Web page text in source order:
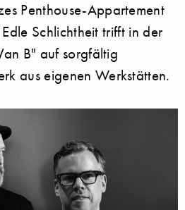
Penthouse-Appartement
Schlichtheit trifft in der
B" auf sorgfältig
aus eigenen Werkstätten.